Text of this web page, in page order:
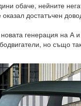
обаче, нейните
достатъчен
генерация на А
но също